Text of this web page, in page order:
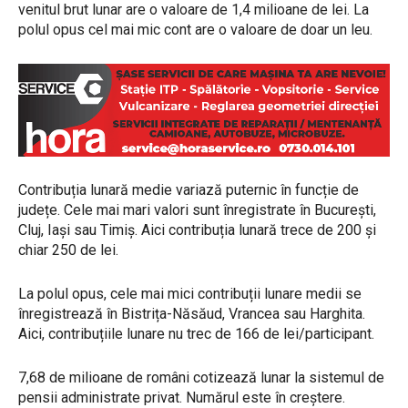
venitul brut lunar are o valoare de 1,4 milioane de lei. La
polul opus cel mai mic cont are o valoare de doar un leu.
Contribuția lunară medie variază puternic în funcție de
județe. Cele mai mari valori sunt înregistrate în București,
Cluj, Iași sau Timiș. Aici contribuția lunară trece de 200 și
chiar 250 de lei.
La polul opus, cele mai mici contribuții lunare medii se
înregistrează în Bistrița-Năsăud, Vrancea sau Harghita.
Aici, contribuțiile lunare nu trec de 166 de lei/participant.
7,68 de milioane de români cotizează lunar la sistemul de
pensii administrate privat. Numărul este în creștere.